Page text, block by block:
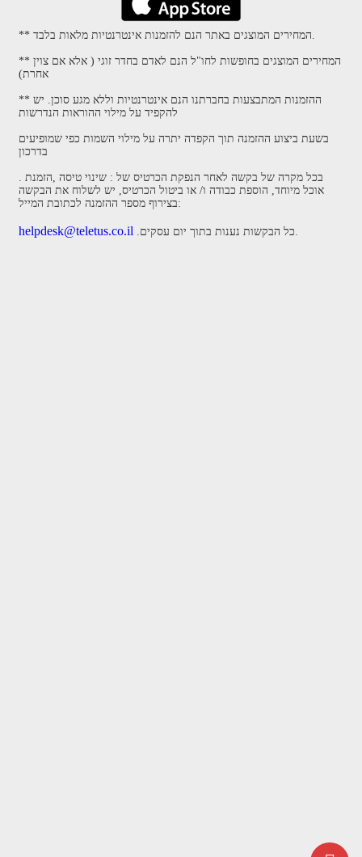
** המחירים המוצגים בחופשות לחו"ל הנם לאדם בחדר זוגי ( אלא אם צוין
אחרת)
** ההזמנות המתבצעות בחברתנו הנם אינטרנטיות וללא מגע סוכן. יש
להקפיד על מילוי ההוראות הנדרשות
בשעת ביצוע ההזמנה תוך הקפדה יתרה על מילוי השמות כפי שמופיעים
בדרכון
אוכל מיוחד, הוספת כבודה ו/ או ביטול הכרטיס, יש לשלוח את הבקשה
בצירוף מספר ההזמנה לכתובת המייל:
helpdesk@teletus.co.il